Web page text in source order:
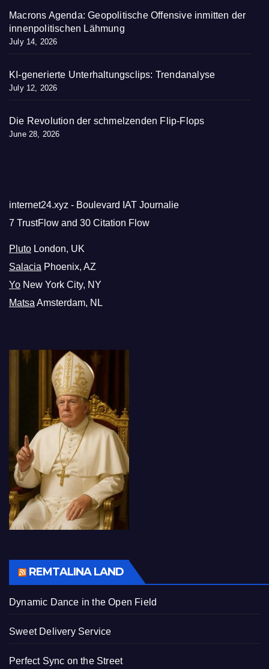
Macrons Agenda: Geopolitische Offensive inmitten der
innenpolitischen Lähmung
July 14, 2026
KI-generierte Unterhaltungsclips: Trendanalyse
July 12, 2026
Die Revolution der schmelzenden Flip-Flops
June 28, 2026
internet24.xyz - Boulevard IAT Journalie
7 TrustFlow and 30 Citation Flow
Pluto London, UK
Salacia Phoenix, AZ
Yo New York City, NY
Matsa Amsterdam, NL
REMTALINA LAND
Dynamic Dance in the Open Field
Sweet Delivery Service
Perfect Sync on the Street